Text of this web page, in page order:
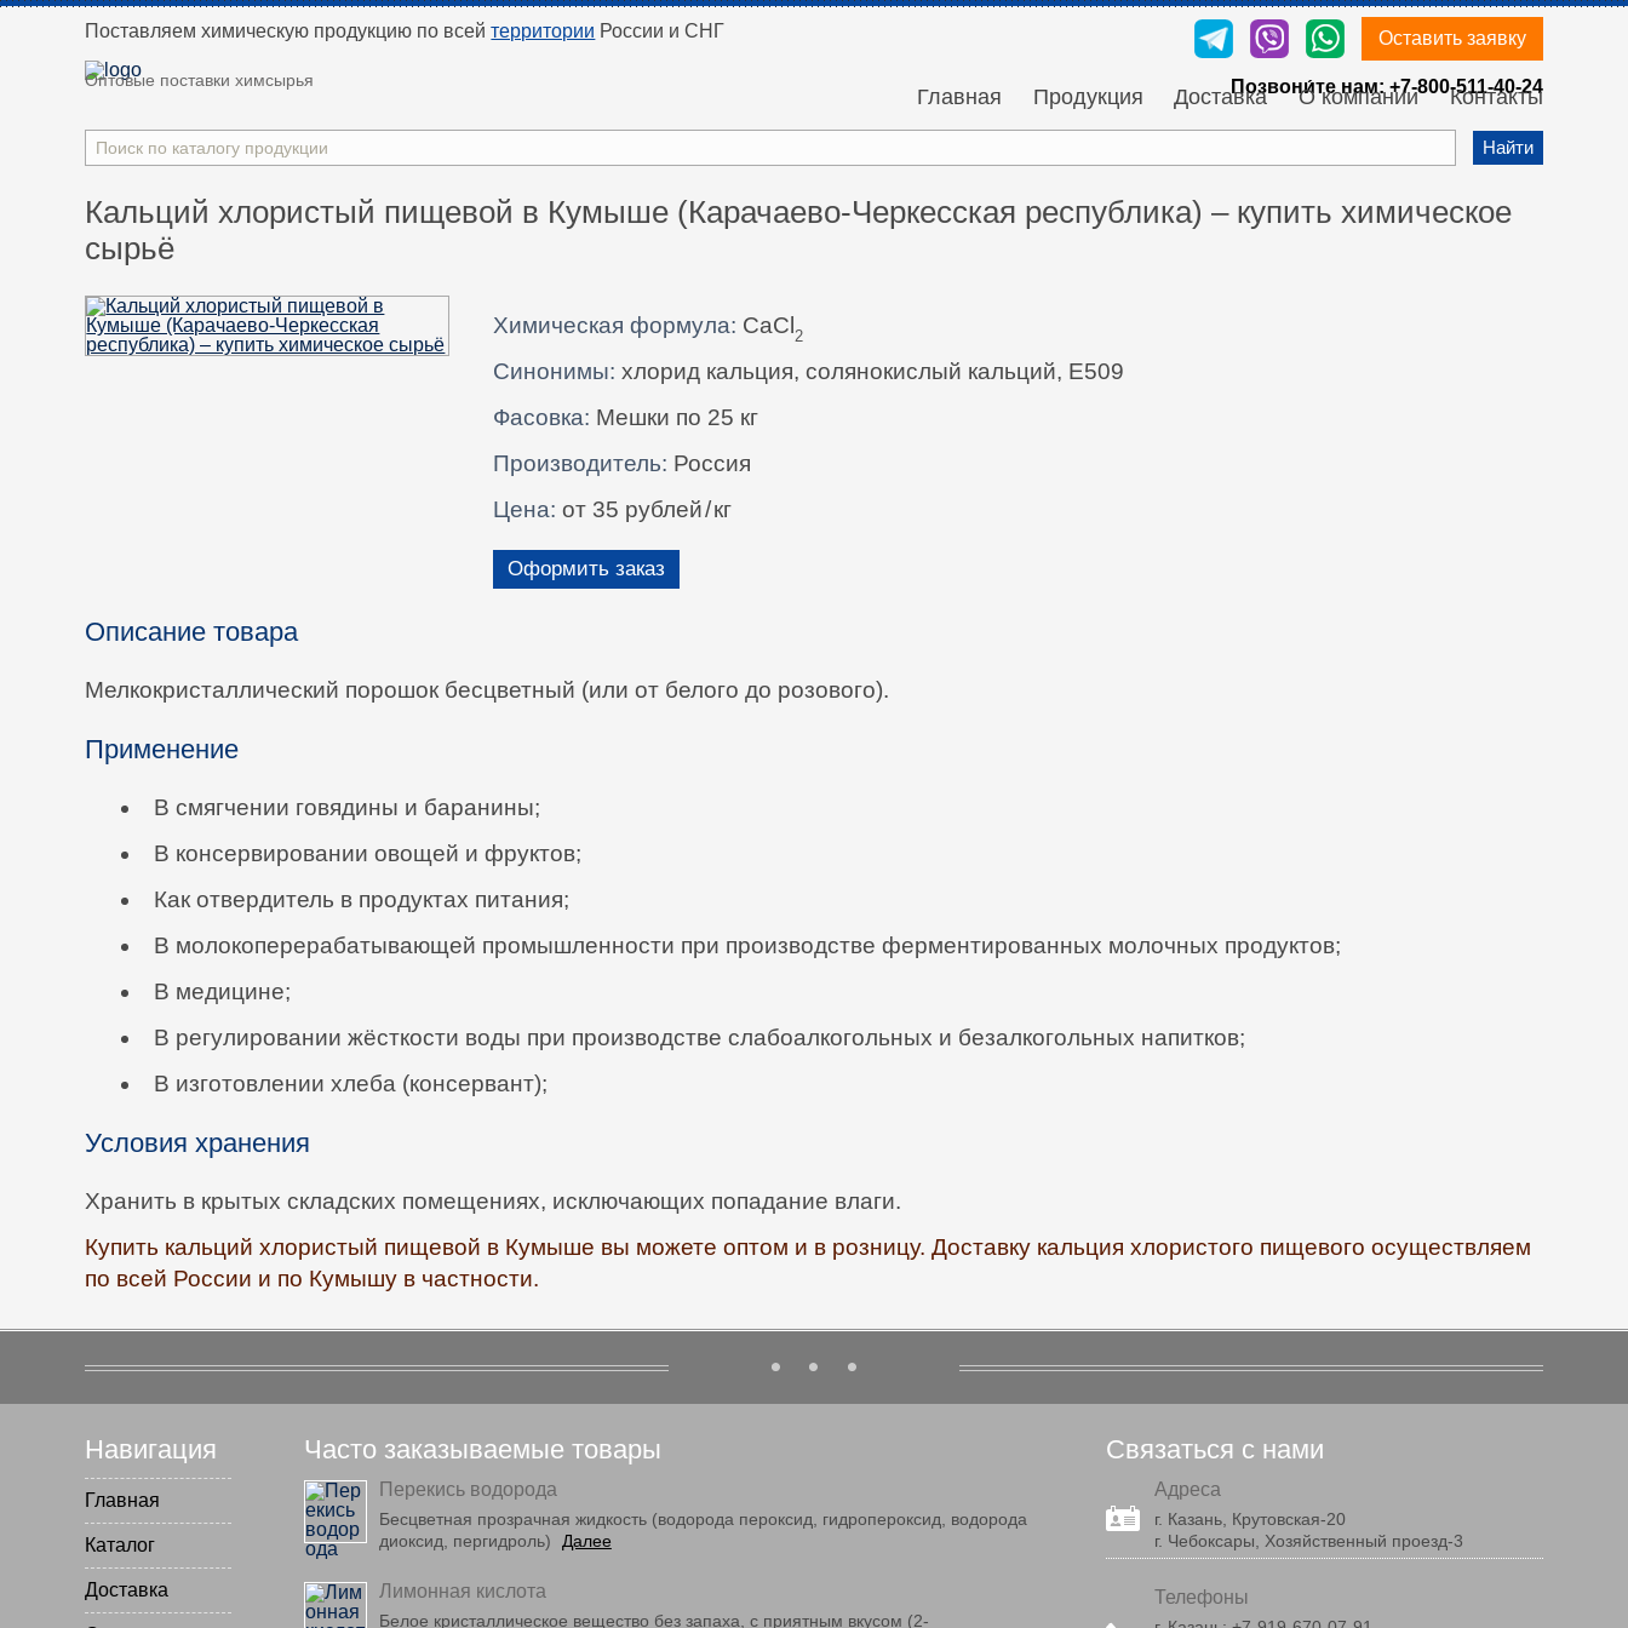
Поставляем химическую продукцию по всейтерритории России и СНГ Оставить заявку
Оптовые поставки химсырья Позвони́те нам: +7-800-511-40-24
Главная Продукция Доставка О компании Контакты
Найти
Кальций хлористый пищевой в Кумыше (Карачаево-Черкесская республика) – купить химическое
сырьё
Химическая формула: CaCl 2
Синонимы: хлорид кальция, солянокислый кальций, Е509
Фасовка: Мешки по 25 кг
Производитель: Россия
Цена: от 35 рублей/кг
Оформить заказ
Описание товара
Мелкокристаллический порошок бесцветный (или от белого до розового).
Применение
В смягчении говядины и баранины;
В консервировании овощей и фруктов;
Как отвердитель в продуктах питания;
В молокоперерабатывающей промышленности при производстве ферментированных молочных продуктов;
В медицине;
В регулировании жёсткости воды при производстве слабоалкогольных и безалкогольных напитков;
В изготовлении хлеба (консервант);
Условия хранения
Хранить в крытых складских помещениях, исключающих попадание влаги.
Купить кальций хлористый пищевой в Кумыше вы можете оптом и в розницу. Доставку кальция хлористого пищевого осуществляем
по всей России и по Кумышу в частности.
Навигация
Главная
Каталог
Доставка
Часто заказываемые товары
Перекись водорода
Бесцветная прозрачная жидкость (водорода пероксид, гидропероксид, водорода
диоксид, пергидроль)
Далее
Лимонная кислота
Белое кристаллическое вещество без запаха, с приятным вкусом (2-
Связаться с нами
Адреса
г. Казань, Крутовская-20
г. Чебоксары, Хозяйственный проезд-3
Телефоны